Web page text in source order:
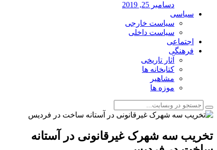
دسامبر 25, 2019
سیاسی
سیاست خارجی
سیاست داخلی
اجتماعی
فرهنگی
آثار تاریخی
کتابخانه ها
مشاهیر
موزه ها
تخریب سه شهرک غیرقانونی در آستانه